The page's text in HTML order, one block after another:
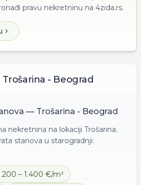
pravu nekretninu na 4zida.rs.
Trošarina - Beograd
— Trošarina - Beograd
nekretnina na lokaciji Trošarina.
stanova u starogradnji:
– 1.400 €/m²